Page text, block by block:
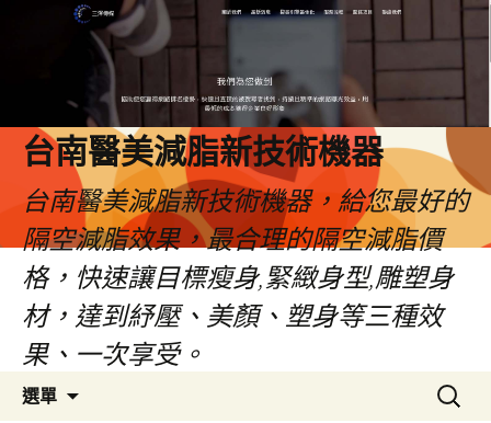
台南醫美減脂新技術機器
台南醫美減脂新技術機器，給您最好的
隔空減脂效果，最合理的隔空減脂價
格，快速讓目標瘦身,緊緻身型,雕塑身
材，達到紓壓、美顏、塑身等三種效
果、一次享受。
選單
搜
尋